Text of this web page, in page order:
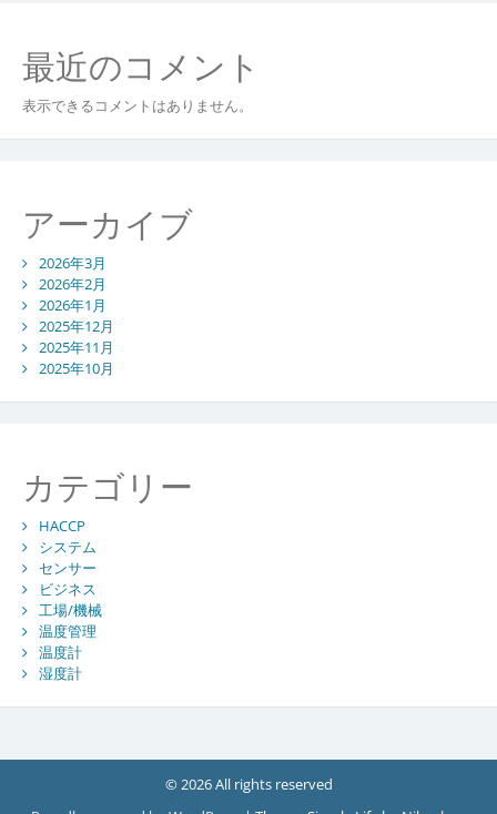
最近のコメント
表示できるコメントはありません。
アーカイブ
2026年3月
2026年2月
2026年1月
2025年12月
2025年11月
2025年10月
カテゴリー
HACCP
システム
センサー
ビジネス
工場/機械
温度管理
温度計
湿度計
© 2026 All rights reserved